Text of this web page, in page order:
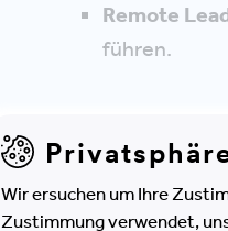
Remote
führen.
Wir ersuchen um Ihre
Zustimmung verwendet,